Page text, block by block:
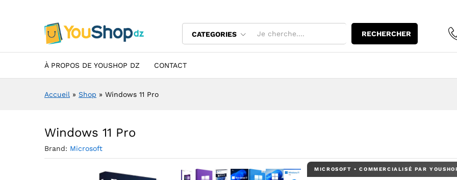
CATEGORIES RECHERCHER
À PROPOS DE YOUSHOP DZ CONTACT
Accueil » Shop » Windows 11 Pro
Windows 11 Pro
Brand: Microsoft